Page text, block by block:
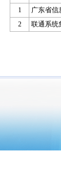
1
广东省信
2
联通系统